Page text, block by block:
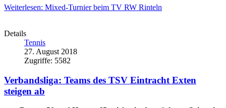
Weiterlesen: Mixed-Turnier beim TV RW Rinteln
Details
Tennis
27. August 2018
Zugriffe: 5582
Verbandsliga: Teams des TSV Eintracht Exten
steigen ab